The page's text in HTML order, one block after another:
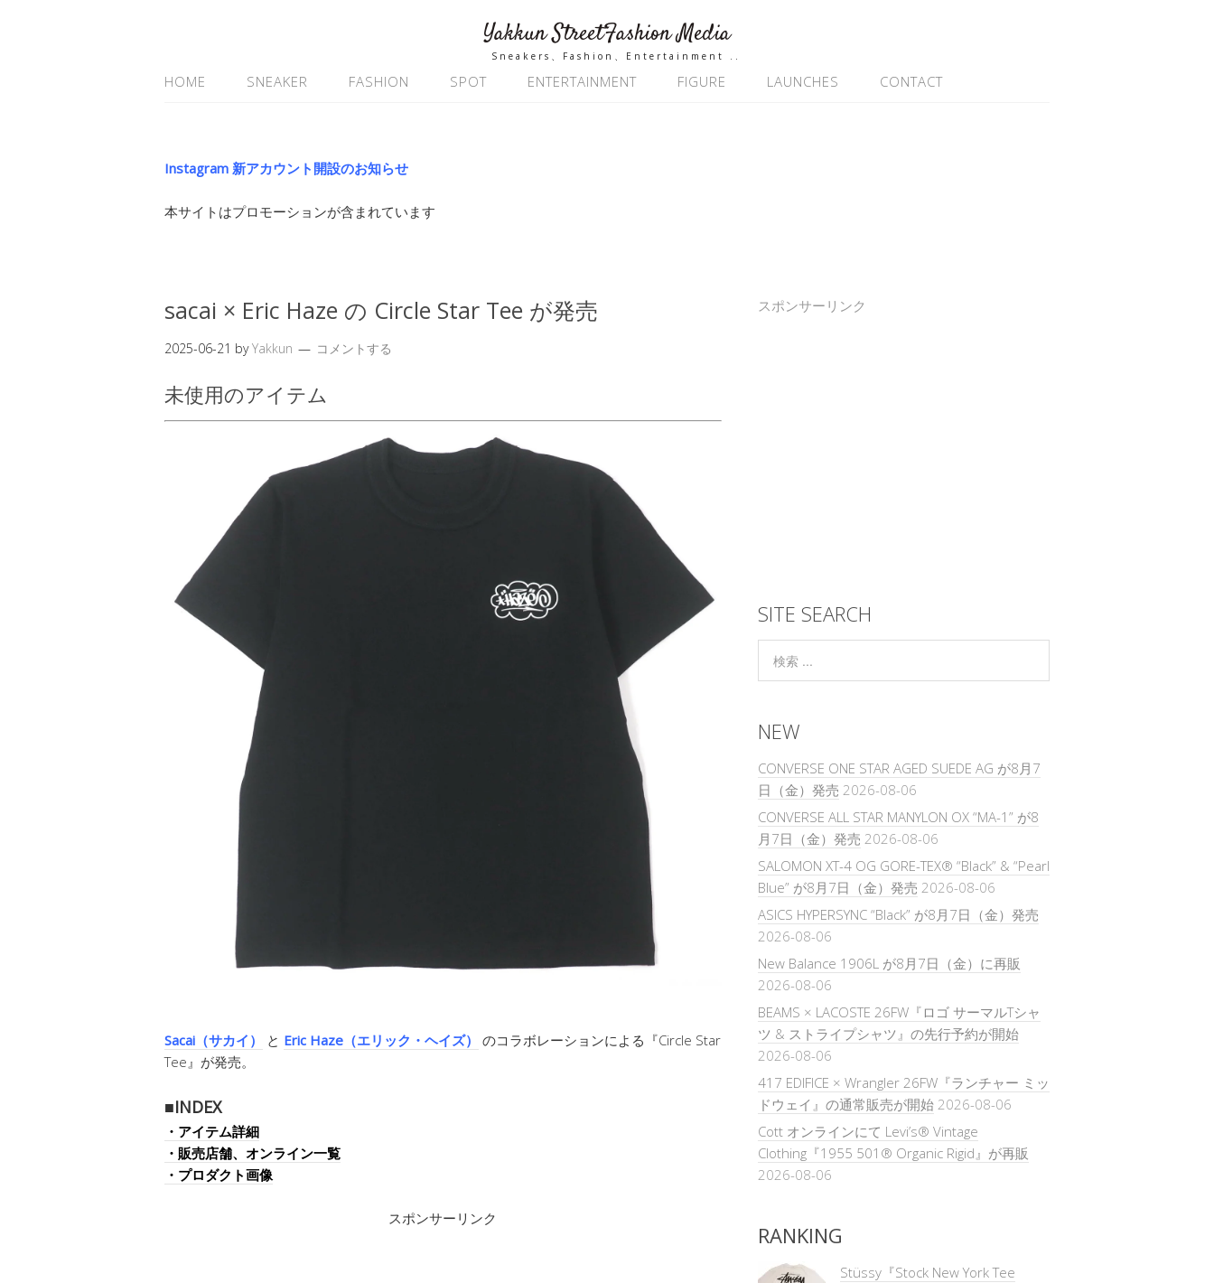
Yakkun StreetFashion Media
Sneakers、Fashion、Entertainment ..
HOME SNEAKER FASHION SPOT ENTERTAINMENT FIGURE LAUNCHES CONTACT
Instagram 新アカウント開設のお知らせ
本サイトはプロモーションが含まれています
sacai × Eric Haze の Circle Star Tee が発売
2025-06-21 byYakkun コメントする
未使用のアイテム
Sacai（サカイ） と Eric Haze（エリック・ヘイズ）
のコラボレーションによる『Circle Star
Tee』が発売。
■INDEX
・アイテム詳細
・販売店舗、オンライン一覧
・プロダクト画像
スポンサーリンク
スポンサーリンク
SITE SEARCH
NEW
CONVERSE ONE STAR AGED SUEDE AG が8月7
日（金）発売 2026-08-06
CONVERSE ALL STAR MANYLON OX “MA-1” が8
月7日（金）発売 2026-08-06
SALOMON XT-4 OG GORE-TEX® “Black” & “Pearl
Blue” が8月7日（金）発売 2026-08-06
ASICS HYPERSYNC “Black” が8月7日（金）発売
2026-08-06
New Balance 1906L が8月7日（金）に再販
2026-08-06
BEAMS × LACOSTE 26FW『ロゴ サーマルTシャ
ツ & ストライプシャツ』の先行予約が開始
2026-08-06
417 EDIFICE × Wrangler 26FW『ランチャー ミッ
ドウェイ』の通常販売が開始 2026-08-06
Cott オンラインにて Levi’s® Vintage
Clothing『1955 501® Organic Rigid』が再販
2026-08-06
RANKING
Stüssy『Stock New York Tee